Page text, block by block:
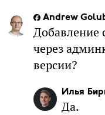
Andrew
Добавление
через
версии?
Илья
Да.